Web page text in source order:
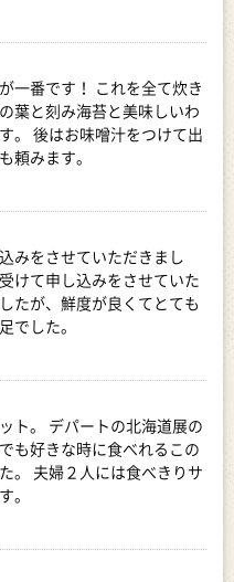
一番です！ これを全て炊き
葉と刻み海苔と美味しいわ
。 後はお味噌汁をつけて出
頼みます。
みをさせていただきまし
けて申し込みをさせていた
たが、鮮度が良くてとても
でした。
ト。 デパートの北海道展の
も好きな時に食べれるこの
。 夫婦２人には食べきりサ
。